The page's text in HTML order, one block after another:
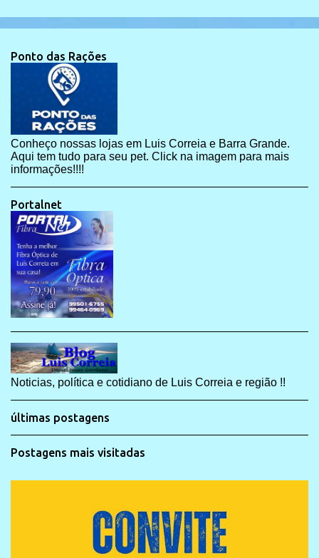
Ponto das Rações
Conheço nossas lojas em Luis Correia e Barra Grande.
Aqui tem tudo para seu pet. Click na imagem para mais
informações!!!!
Portalnet
Noticias, política e cotidiano de Luis Correia e região !!
últimas postagens
Postagens mais visitadas